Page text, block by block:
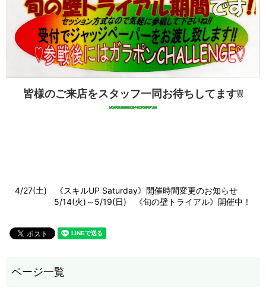
皆様のご来店をスタッフ一同お待ちしてます❕❕
4/27(土) 《スキルUP Saturday》開催時間変更のお知らせ
5/14(火)～5/19(日) 《旬の壁トライアル》開催中！